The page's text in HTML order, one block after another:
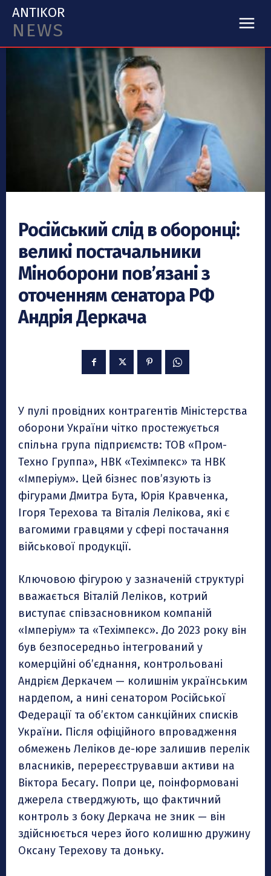
ANTIKOR
NEWS
Російський слід в оборонці:
великі постачальники
Міноборони пов’язані з
оточенням сенатора РФ
Андрія Деркача
У пулі провідних контрагентів Міністерства
оборони України чітко простежується
спільна група підприємств: ТОВ «Пром-
Техно Группа», НВК «Техімпекс» та НВК
«Імперіум». Цей бізнес пов’язують із
фігурами Дмитра Бута, Юрія Кравченка,
Ігоря Терехова та Віталія Лелікова, які є
вагомими гравцями у сфері постачання
військової продукції.
Ключовою фігурою у зазначеній структурі
вважається Віталій Леліков, котрий
виступає співзасновником компаній
«Імперіум» та «Техімпекс». До 2023 року він
був безпосередньо інтегрований у
комерційні об’єднання, контрольовані
Андрієм Деркачем — колишнім українським
нардепом, а нині сенатором Російської
Федерації та об’єктом санкційних списків
України. Після офіційного впровадження
обмежень Леліков де-юре залишив перелік
власників, перереєструвавши активи на
Віктора Бесагу. Попри це, поінформовані
джерела стверджують, що фактичний
контроль з боку Деркача не зник — він
здійснюється через його колишню дружину
Оксану Терехову та доньку.